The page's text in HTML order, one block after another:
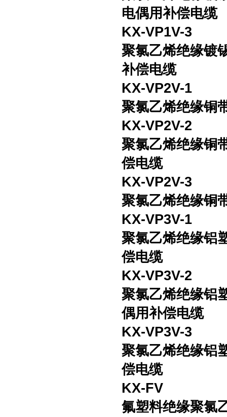
电偶用补偿电缆
KX-VP1V-3
聚氯乙烯绝缘镀
补偿电缆
KX-VP2V-1
聚氯乙烯绝缘铜
KX-VP2V-2
聚氯乙烯绝缘铜
偿电缆
KX-VP2V-3
聚氯乙烯绝缘铜
KX-VP3V-1
聚氯乙烯绝缘铝
偿电缆
KX-VP3V-2
聚氯乙烯绝缘铝
偶用补偿电缆
KX-VP3V-3
聚氯乙烯绝缘铝
偿电缆
KX-FV
氟塑料绝缘聚氯